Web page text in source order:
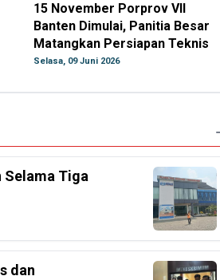
15 November Porprov VII
Banten Dimulai, Panitia Besar
Matangkan Persiapan Teknis
Selasa, 09 Juni 2026
Selama Tiga
dan